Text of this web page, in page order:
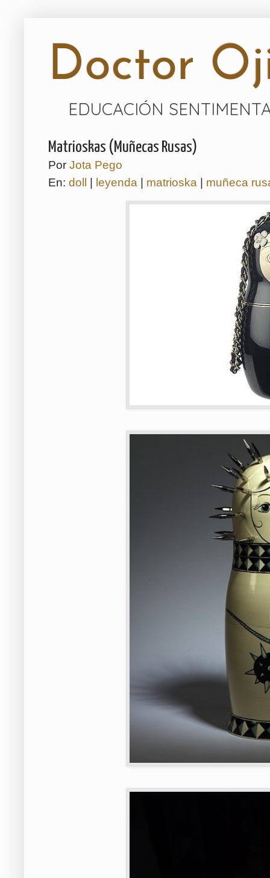
Doctor
EDUCACIÓN
Matrioskas (Muñecas Rusas)
Por Jota Pego
En: doll leyenda matrioska muñeca